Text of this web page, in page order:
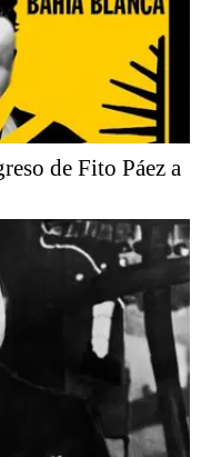
de Fito Páez a